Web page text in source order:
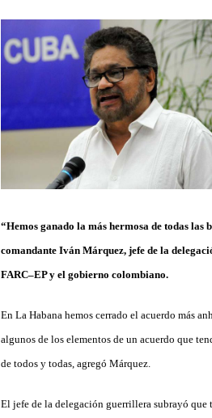
“Hemos ganado la más hermosa de todas
comandante Iván Márquez, jefe de la
FARC–EP y el gobierno colombiano.
En La Habana hemos cerrado el acuerdo más
algunos de los elementos de un acuerdo que
de todos y todas, agregó Márquez.
El jefe de la delegación guerrillera subrayó que